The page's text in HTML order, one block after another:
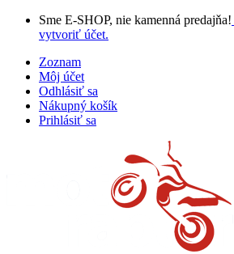
Sme E-SHOP, nie kamenná predajňa!
vytvoriť účet.
Zoznam
Môj účet
Odhlásiť sa
Nákupný košík
Prihlásiť sa